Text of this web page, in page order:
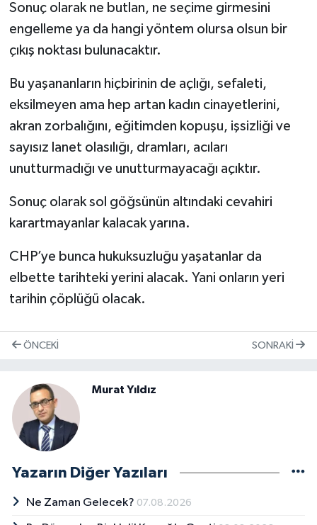
Sonuç olarak ne butlan, ne seçime girmesini
engelleme ya da hangi yöntem olursa olsun bir
çıkış noktası bulunacaktır.
Bu yaşananların hiçbirinin de açlığı, sefaleti,
eksilmeyen ama hep artan kadın cinayetlerini,
akran zorbalığını, eğitimden kopuşu, işsizliği ve
sayısız lanet olasılığı, dramları, acıları
unutturmadığı ve unutturmayacağı açıktır.
Sonuç olarak sol göğsünün altındaki cevahiri
karartmayanlar kalacak yarına.
CHP’ye bunca hukuksuzluğu yaşatanlar da
elbette tarihteki yerini alacak. Yani onların yeri
tarihin çöplüğü olacak.
ÖNCEKI SONRAKI
Murat Yıldız
Yazarın Diğer Yazıları
Ne Zaman Gelecek? 07.08.2026